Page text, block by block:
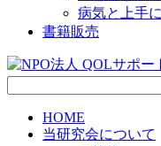
病気と上手
書籍販売
HOME
当研究会について